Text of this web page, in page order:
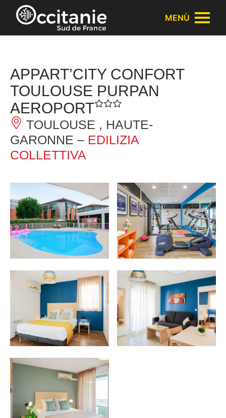
Pannello di gestione dei cookies
MENÙ
APPART’CITY CONFORT
TOULOUSE PURPAN
AEROPORT
TOULOUSE , HAUTE-
GARONNE – EDILIZIA
COLLETTIVA